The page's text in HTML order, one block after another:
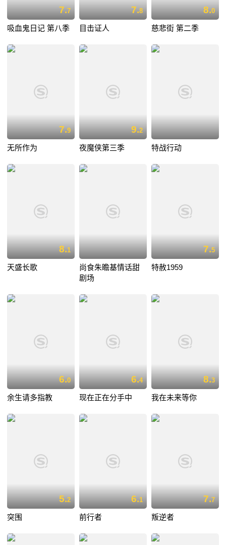
7.7
吸血鬼日记 第八季
7.8
目击证人
8.0
慈悲街 第二季
7.9
无所作为
9.2
夜魔侠第三季 特战行动
8.1
天盛长歌
尚食朱瞻基情话甜
剧场
7.5
特赦1959
6.0
余生请多指教
6.4
现在正在分手中
8.3
我在未来等你
5.2
突围
6.1
前行者
7.7
叛逆者